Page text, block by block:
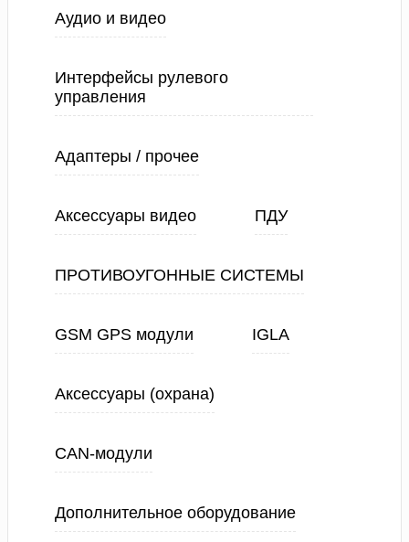
Аудио и видео
Интерфейсы рулевого
управления
Адаптеры / прочее
Аксессуары видео ПДУ
ПРОТИВОУГОННЫЕ СИСТЕМЫ
GSM GPS модули IGLA
Аксессуары (охрана)
CAN-модули
Дополнительное оборудование